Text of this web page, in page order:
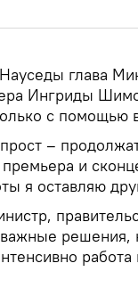
глава
Ингриды
с помощью
–
и
я оставляю